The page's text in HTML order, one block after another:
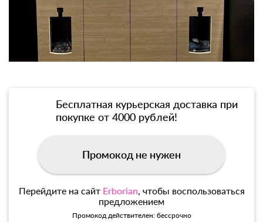
Бесплатная курьерская доставка при
покупке от 4000 рублей!
Промокод не нужен
Перейдите на сайт Erborian, чтобы воспользоваться
предложением
Промокод действителен: бессрочно